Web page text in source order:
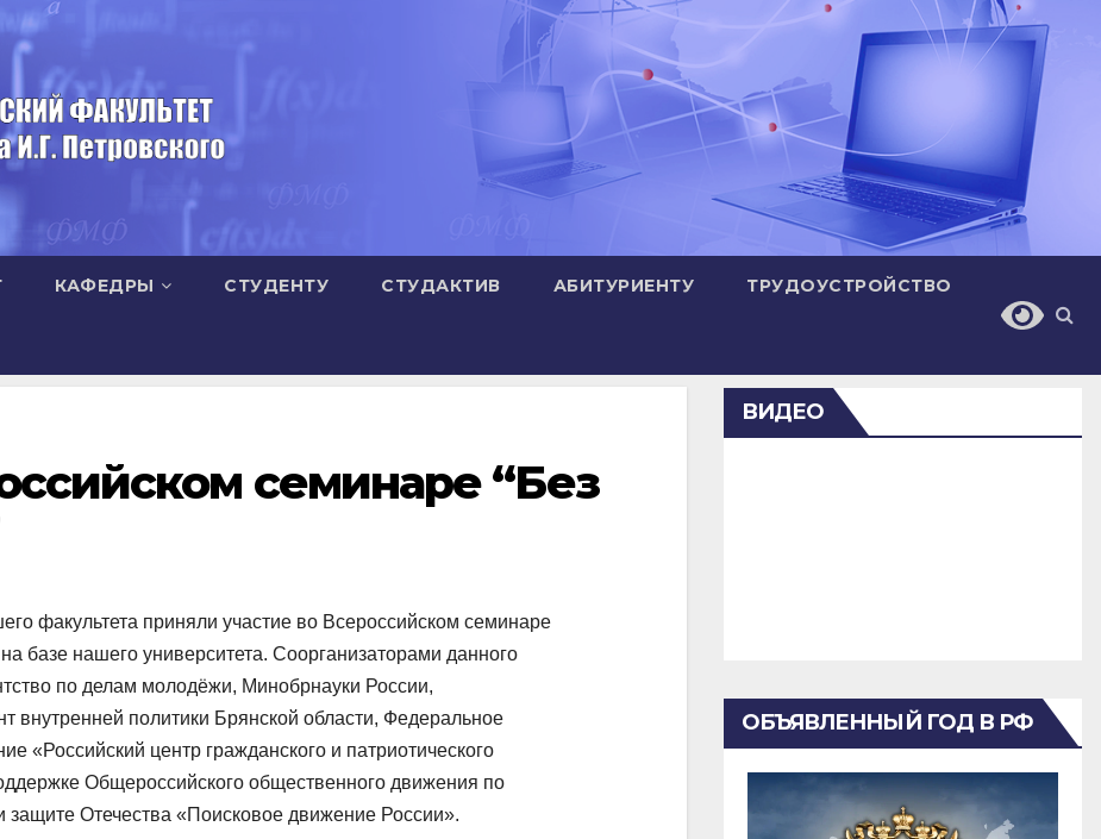
КАФЕДРЫ СТУДЕНТУ СТУДАКТИВ АБИТУРИЕНТУ ТРУДОУСТРОЙСТВО
семинаре “Без
факультета приняли участие во Всероссийском семинаре
базе нашего университета. Соорганизаторами данного
по делам молодёжи, Минобрнауки России,
внутренней политики Брянской области, Федеральное
«Российский центр гражданского и патриотического
Общероссийского общественного движения по
Отечества «Поисковое движение России».
ВИДЕО
ОБЪЯВЛЕННЫЙ ГОД В РФ